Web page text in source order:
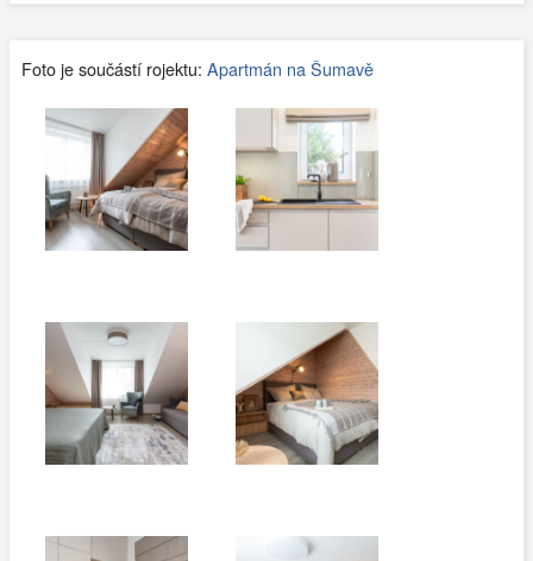
Foto je součástí rojektu: Apartmán na Šumavě